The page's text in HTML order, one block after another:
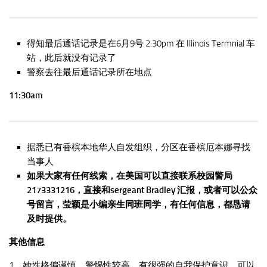
得知最后通话记录是在6月9号 2:30pm 在 Illinois Termnial 车
站，此后就没有记录了
警察去往最后通话记录所在地点
11:30am
据悉已有香槟本地华人自发组织，分区在香槟厄本娜寻找
当事人
如果大家有任何线索，在美国可以直接联系校园警局
2173331216，直接和sergeant Bradley 汇报，或者可以公众
号留言，莹颖是小编亲生同班同学，有任何信息，都恳请
及时提供。
其他信息